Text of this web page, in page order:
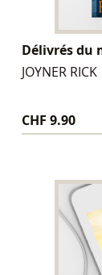
Délivrés du
JOYNER RICK
CHF 9.90